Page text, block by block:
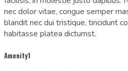
nec dolor vitae, congue semper
blandit nec dui tristique, tincidunt
habitasse platea dictumst.
Amenity1